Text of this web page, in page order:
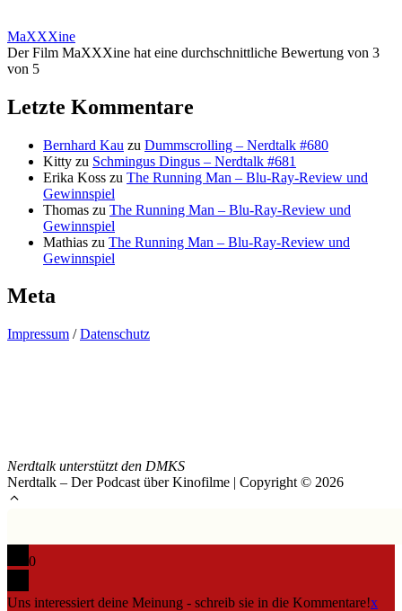
MaXXXine
Der Film MaXXXine hat eine durchschnittliche Bewertung von 3
von 5
Letzte Kommentare
Bernhard Kau zu Dummscrolling – Nerdtalk #680
Kitty zu Schmingus Dingus – Nerdtalk #681
Erika Koss zu The Running Man – Blu-Ray-Review und
Gewinnspiel
Thomas zu The Running Man – Blu-Ray-Review und
Gewinnspiel
Mathias zu The Running Man – Blu-Ray-Review und
Gewinnspiel
Meta
Impressum /Datenschutz
Nerdtalk unterstützt den DMKS
Nerdtalk – Der Podcast über Kinofilme | Copyright © 2026
0
Uns interessiert deine Meinung - schreib sie in die Kommentare!x